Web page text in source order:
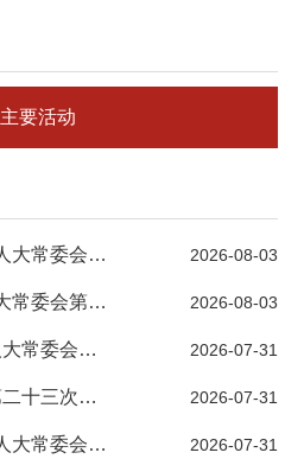
主要活动
[青海新闻网]省十四届人大常委会第二十三次会议闭幕 2026-08-03
[青海日报]省十四届人大常委会第二十三次会议闭幕 2026-08-03
杨逢春看望慰问驻省人大常委会机关武警中队官兵 2026-07-31
省十四届人大常委会第二十三次会议闭幕 2026-07-31
[青海新闻网]省十四届人大常委会第二十三次会议举行 吴晓军主持第一次全体会议 2026-07-31